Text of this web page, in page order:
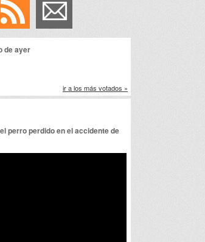
de ayer
ir a los más votados »
perro perdido en el accidente de